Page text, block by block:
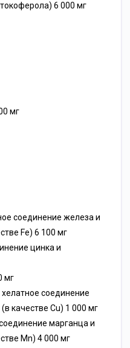
6 000 мг
мг
соединение железа и
Fe) 6 100 мг
цинка и
мг
соединение
качестве Cu) 1 000 мг
марганца и
Mn) 4 000 мг